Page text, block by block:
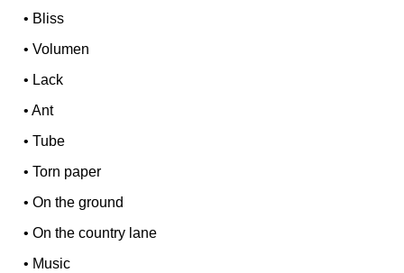
• Bliss
•Volumen
• Lack
•Ant
•Tube
•Torn paper
•On the ground
•On the country lane
• Music